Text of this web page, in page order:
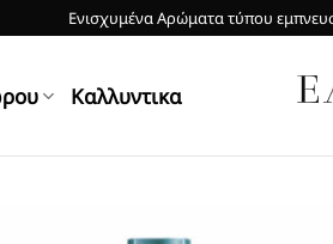
Ενισχυμένα Αρώματα τύπου
Kαλλυντικα